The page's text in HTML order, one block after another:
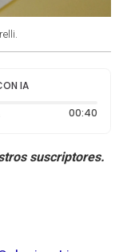
IA
00:40